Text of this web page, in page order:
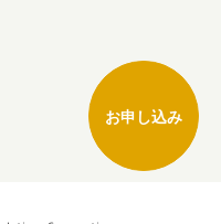
お申し込み